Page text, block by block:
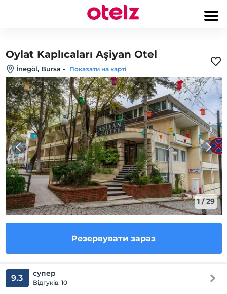
Oylat Kaplıcaları Aşiyan Otel
İnegöl, Bursa - Показати на карті
1/29
Резервувати зараз
9.3 супер
Відгуків: 10